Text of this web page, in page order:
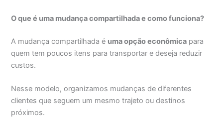
O que é uma mudança compartilhada e como funciona?
A mudança compartilhada é uma opção econômica para
quem tem poucos itens para transportar e deseja reduzir
custos.
Nesse modelo, organizamos mudanças de diferentes
clientes que seguem um mesmo trajeto ou destinos
próximos.